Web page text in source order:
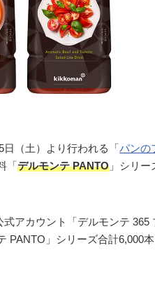
（土）より行われる「パンの
「デルモンテ PANTO 」シリ
アカウント「デルモンテ 365
」シリーズ合計6,000本